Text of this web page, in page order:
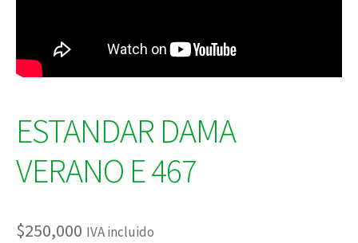
ESTANDAR DAMA
VERANO E 467
$250,000 IVA incluido